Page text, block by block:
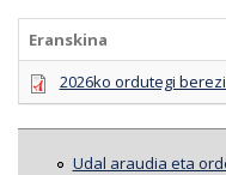
Eranskina
2026ko ordutegi
Udal araudia eta